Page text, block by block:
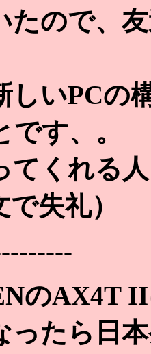
たので、
しいPCの
す、。
てくれる
で失礼）
のAX4T
ったら日